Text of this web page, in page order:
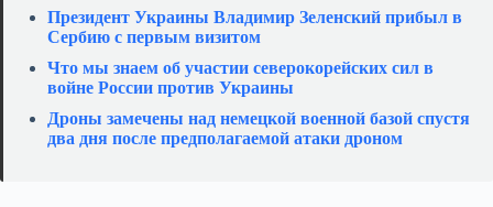
Президент Украины Владимир Зеленский прибыл в
Сербию с первым визитом
Что мы знаем об участии северокорейских сил в
войне России против Украины
Дроны замечены над немецкой военной базой спустя
два дня после предполагаемой атаки дроном